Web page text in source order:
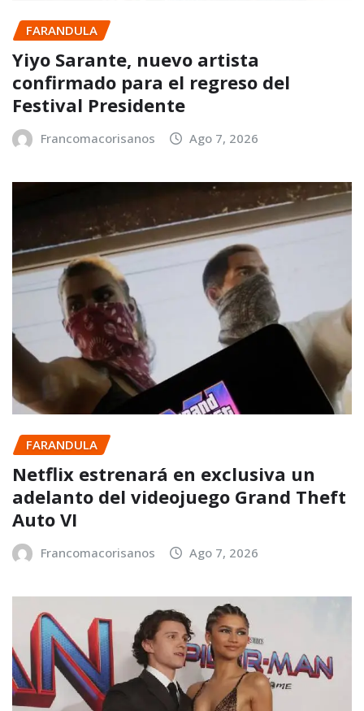
FARANDULA
Yiyo Sarante, nuevo artista
confirmado para el regreso del
Festival Presidente
Francomacorisanos Ago 7, 2026
FARANDULA
Netflix estrenará en exclusiva un
adelanto del videojuego Grand Theft
Auto VI
Francomacorisanos Ago 7, 2026